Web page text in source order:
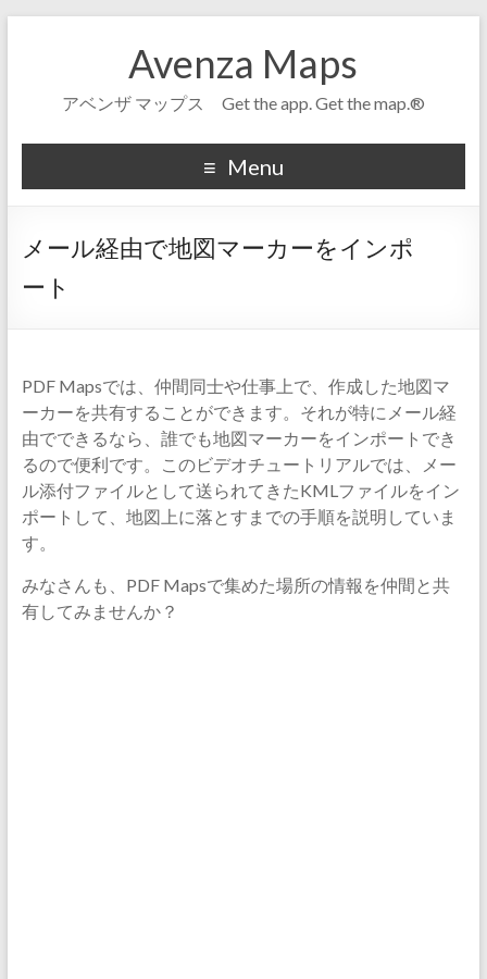
Avenza Maps
アベンザ マップス Get the app. Get the map.®
Menu
メール経由で地図マーカーをインポ
ート
PDF Mapsでは、仲間同士や仕事上で、作成した地図マ
ーカーを共有することができます。それが特にメール経
由でできるなら、誰でも地図マーカーをインポートでき
るので便利です。このビデオチュートリアルでは、メー
ル添付ファイルとして送られてきたKMLファイルをイン
ポートして、地図上に落とすまでの手順を説明していま
す。
みなさんも、PDF Mapsで集めた場所の情報を仲間と共
有してみませんか？